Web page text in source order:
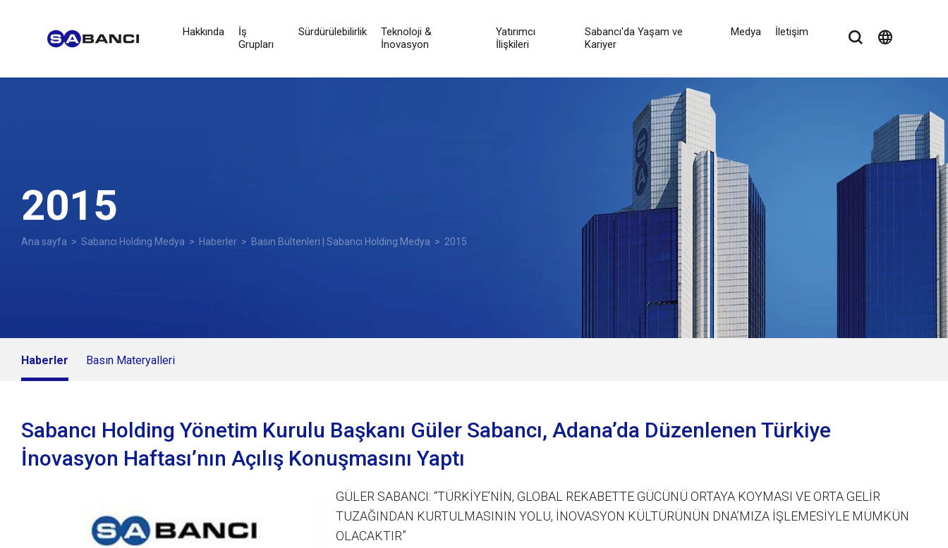
Hakkında
İş
Grupları
Sürdürülebilirlik
Teknoloji &
İnovasyon
Yatırımcı
İlişkileri
Sabancı'da Yaşam ve
Kariyer
Medya İletişim language
2015
Ana sayfa > Sabancı Holding Medya > Haberler > Basın Bültenleri | Sabancı Holding Medya > 2015
Haberler Basın Materyalleri
Sabancı Holding Yönetim Kurulu Başkanı Güler Sabancı, Adana’da Düzenlenen Türkiye
İnovasyon Haftası’nın Açılış Konuşmasını Yaptı
GÜLER SABANCI: “TÜRKİYE’NİN, GLOBAL REKABETTE GÜCÜNÜ ORTAYA KOYMASI VE ORTA GELİR
TUZAĞINDAN KURTULMASININ YOLU, İNOVASYON KÜLTÜRÜNÜN DNA’MIZA İŞLEMESİYLE MÜMKÜN
OLACAKTIR”